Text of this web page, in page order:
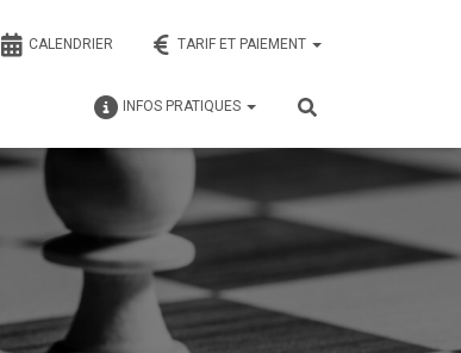
CALENDRIER TARIF ET PAIEMENT
INFOS PRATIQUES